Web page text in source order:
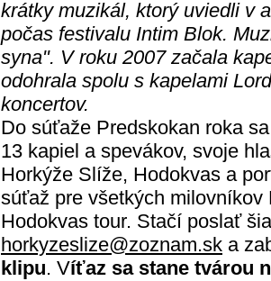
krátky muzikál, ktorý uviedli v
počas festivalu Intim Blok.
syna". V roku 2007 začala
odohrala spolu s kapelami
koncertov.
Do súťaže Predskokan roka
13 kapiel a spevákov, svoje
Horkýže Slíže, Hodokvas a
súťaž pre všetkých
Hodokvas tour. Stačí poslať
horkyzeslize@zoznam.sk a
klipu. Víťaz sa stane tvárou